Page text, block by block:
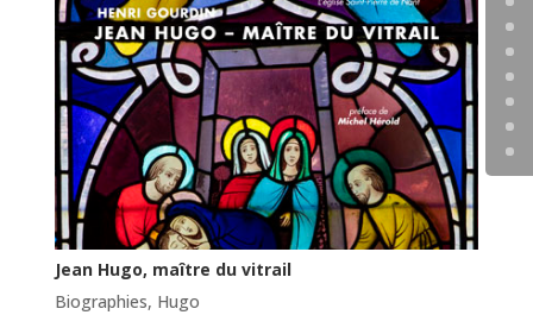
Jean Hugo, maître du vitrail
Biographies, Hugo